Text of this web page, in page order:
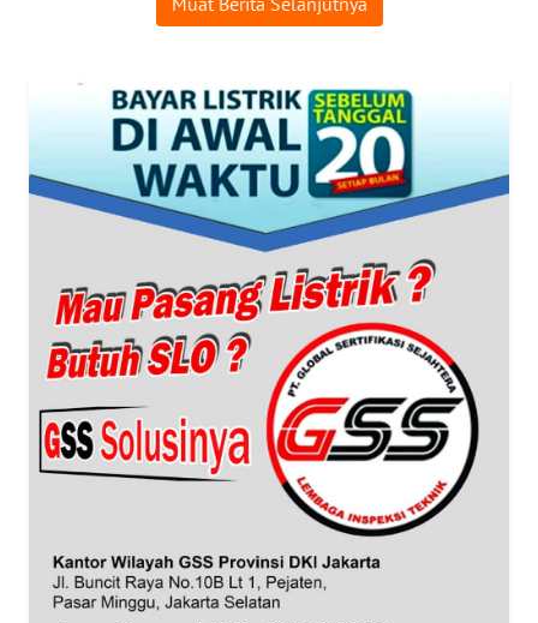
WAHANANEWS
WAHANANEWS
WAHANANEWS
NET
SPORT
WAHANA
WAHANA
SELEB